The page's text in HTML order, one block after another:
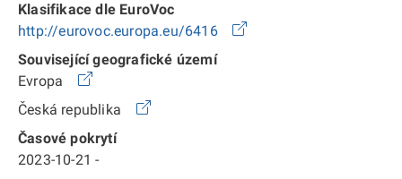
Klasifikace dle EuroVoc
http://eurovoc.europa.eu/6416
Související geografické území
Evropa
Česká republika
Časové pokrytí
2023-10-21 -